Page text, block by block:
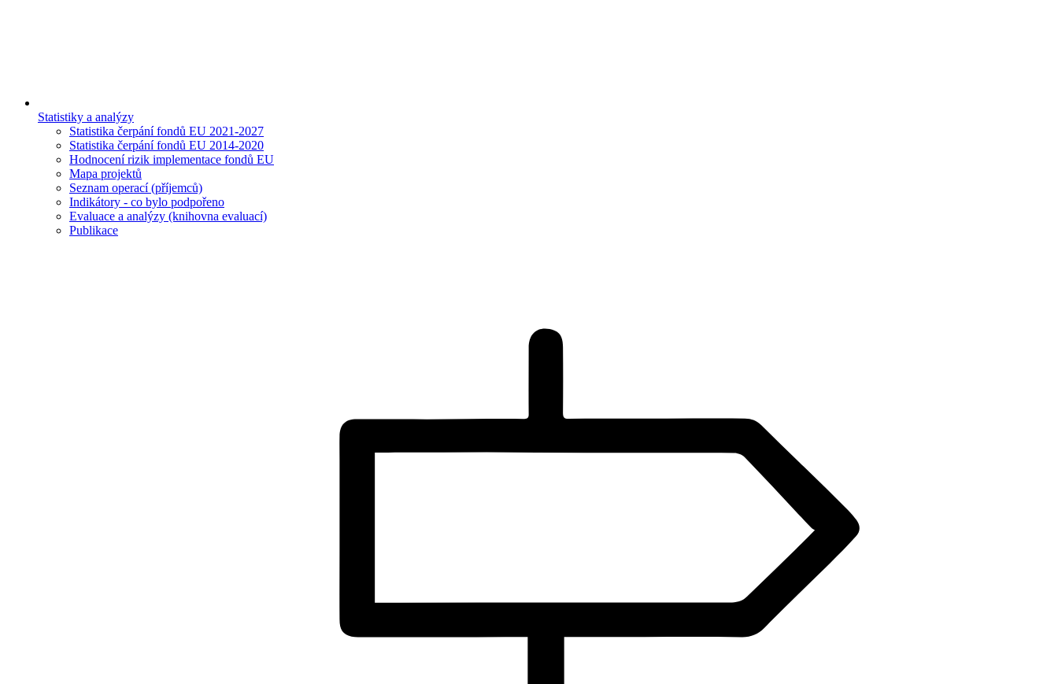
Statistiky a analýzy
Statistika čerpání fondů EU 2021-2027
Statistika čerpání fondů EU 2014-2020
Hodnocení rizik implementace fondů EU
Mapa projektů
Seznam operací (příjemců)
Indikátory - co bylo podpořeno
Evaluace a analýzy (knihovna evaluací)
Publikace